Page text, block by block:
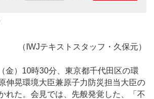
（IWJテキストスタッフ・久保元）
）10時30分、東京都千代田区の環
伸晃環境大臣兼原子力防災担当大臣の
れた。会見では、先般発覚した、「不